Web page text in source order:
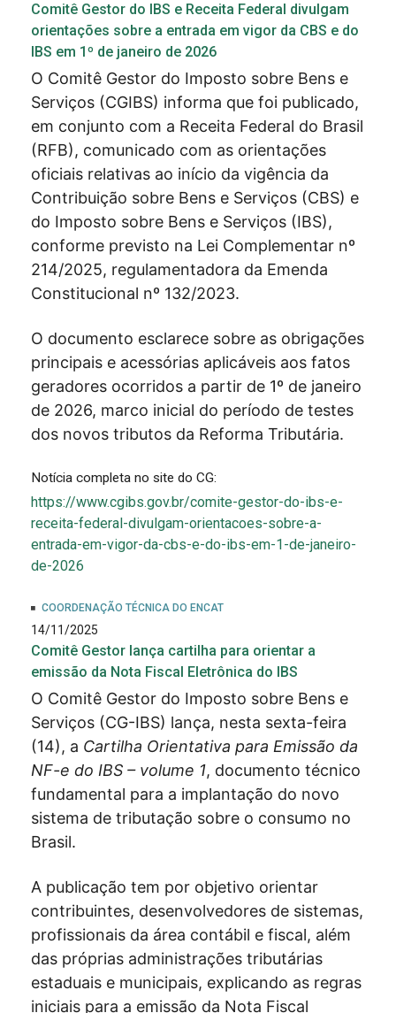
Comitê Gestor do IBS e Receita Federal divulgam
orientações sobre a entrada em vigor da CBS e do
IBS em 1º de janeiro de 2026
O Comitê Gestor do Imposto sobre Bens e
Serviços (CGIBS) informa que foi publicado,
em conjunto com a Receita Federal do Brasil
(RFB), comunicado com as orientações
oficiais relativas ao início da vigência da
Contribuição sobre Bens e Serviços (CBS) e
do Imposto sobre Bens e Serviços (IBS),
conforme previsto na Lei Complementar nº
214/2025, regulamentadora da Emenda
Constitucional nº 132/2023.
O documento esclarece sobre as obrigações
principais e acessórias aplicáveis aos fatos
geradores ocorridos a partir de 1º de janeiro
de 2026, marco inicial do período de testes
dos novos tributos da Reforma Tributária.
Notícia completa no site do CG:
https://www.cgibs.gov.br/comite-gestor-do-ibs-e-
receita-federal-divulgam-orientacoes-sobre-a-
entrada-em-vigor-da-cbs-e-do-ibs-em-1-de-janeiro-
de-2026
COORDENAÇÃO TÉCNICA DO ENCAT
14/11/2025
Comitê Gestor lança cartilha para orientar a
emissão da Nota Fiscal Eletrônica do IBS
O Comitê Gestor do Imposto sobre Bens e
Serviços (CG-IBS) lança, nesta sexta-feira
(14), a Cartilha Orientativa para Emissão da
NF-e do IBS – volume 1, documento técnico
fundamental para a implantação do novo
sistema de tributação sobre o consumo no
Brasil.
A publicação tem por objetivo orientar
contribuintes, desenvolvedores de sistemas,
profissionais da área contábil e fiscal, além
das próprias administrações tributárias
estaduais e municipais, explicando as regras
iniciais para a emissão da Nota Fiscal